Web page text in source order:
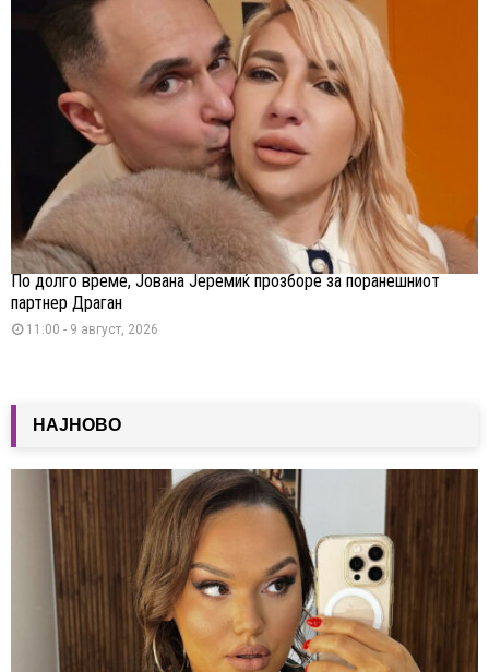
По долго време, Јована Јеремиќ прозборе за поранешниот
партнер Драган
11:00 - 9 август, 2026
НАЈНОВО